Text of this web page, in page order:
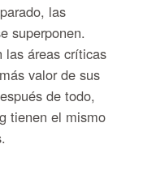
las
superponen.
las áreas críticas
valor de sus
de todo,
tienen el mismo